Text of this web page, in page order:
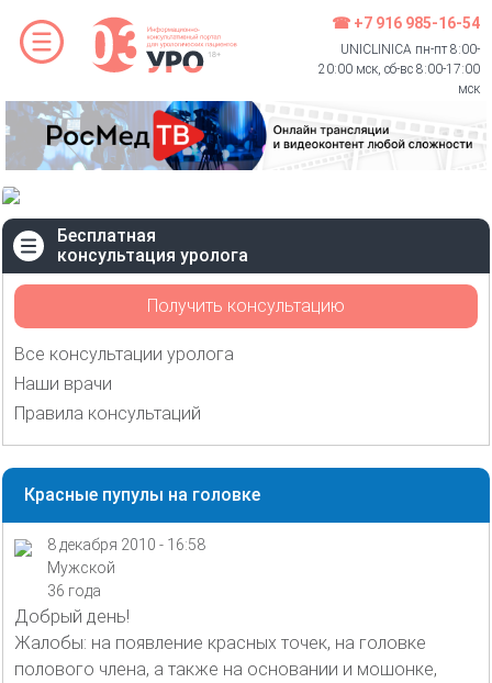
☎ +7 916 985-16-54
UNICLINICA пн-пт 8:00-
20:00 мск, сб-вс 8:00-17:00
мск
Бесплатная
консультация уролога
Получить консультацию
Все консультации уролога
Наши врачи
Правила консультаций
Красные пупулы на головке
8 декабря 2010 - 16:58
Мужской
36 года
Добрый день!
Жалобы: на появление красных точек, на головке
полового члена, а также на основании и мошонке,